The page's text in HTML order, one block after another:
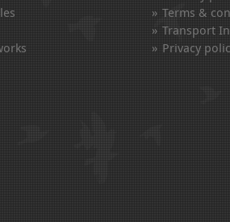
Terms &
Transport
Privacy